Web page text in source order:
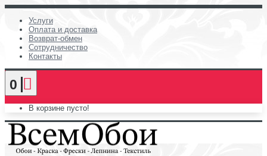
Услуги
Оплата и доставка
Возврат-обмен
Сотрудничество
Контакты
0
В корзине пусто!